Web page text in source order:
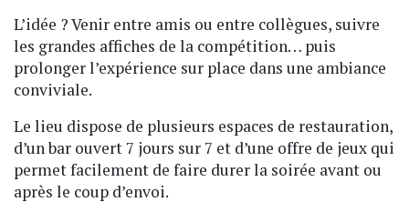
L’idée ? Venir entre amis ou entre collègues, suivre
les grandes affiches de la compétition… puis
prolonger l’expérience sur place dans une ambiance
conviviale.
Le lieu dispose de plusieurs espaces de restauration,
d’un bar ouvert 7 jours sur 7 et d’une offre de jeux qui
permet facilement de faire durer la soirée avant ou
après le coup d’envoi.